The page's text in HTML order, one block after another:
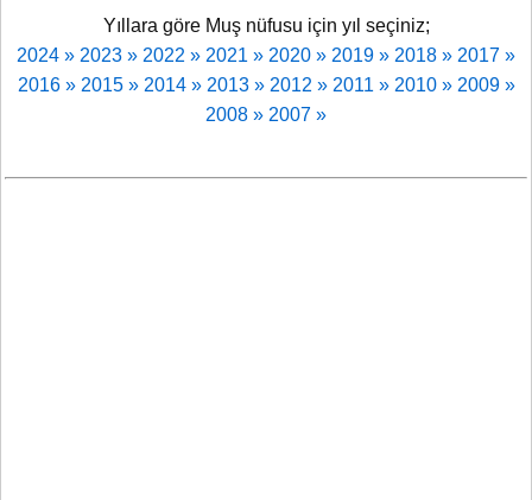
Yıllara göre Muş nüfusu için yıl seçiniz;
2024 » 2023 » 2022 » 2021 » 2020 » 2019 » 2018 » 2017 »
2016 » 2015 » 2014 » 2013 » 2012 » 2011 » 2010 » 2009 »
2008 » 2007 »